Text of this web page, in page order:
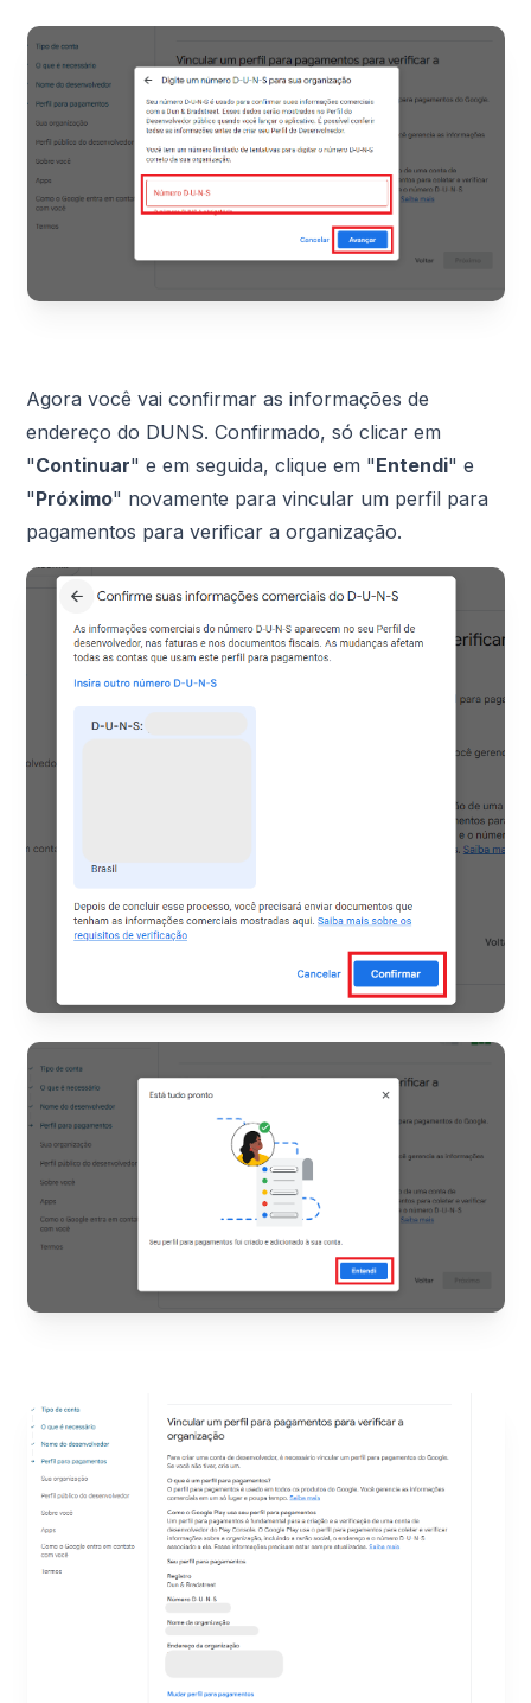
Agora você vai confirmar as informações de
endereço do DUNS. Confirmado, só clicar em
"Continuar" e em seguida, clique em "Entendi" e
"Próximo" novamente para vincular um perfil para
pagamentos para verificar a organização.